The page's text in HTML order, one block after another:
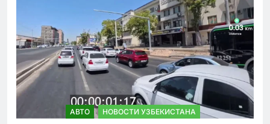
АВТО НОВОСТИ УЗБЕКИСТАНА